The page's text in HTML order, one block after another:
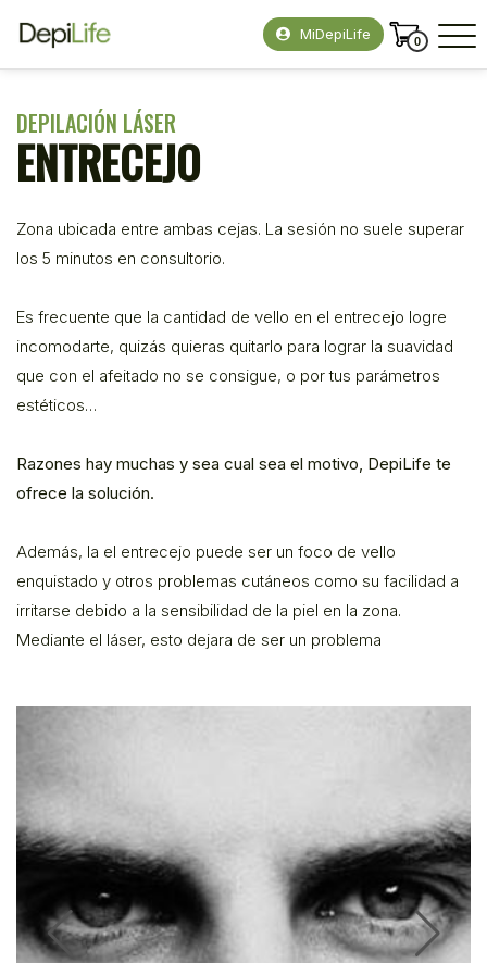
MiDepiLife 0
DEPILACIÓN LÁSER
ENTRECEJO
Zona ubicada entre ambas cejas. La sesión no suele superar
los 5 minutos en consultorio.
Es frecuente que la cantidad de vello en el entrecejo logre
incomodarte, quizás quieras quitarlo para lograr la suavidad
que con el afeitado no se consigue, o por tus parámetros
estéticos…
Razones hay muchas y sea cual sea el motivo, DepiLife te
ofrece la solución.
Además, la el entrecejo puede ser un foco de vello
enquistado y otros problemas cutáneos como su facilidad a
irritarse debido a la sensibilidad de la piel en la zona.
Mediante el láser, esto dejara de ser un problema